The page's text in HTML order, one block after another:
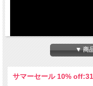
▼ 商
サマーセール 10% off: